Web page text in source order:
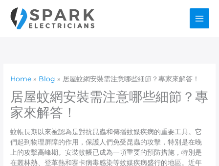
content
Home Blog 居屋蚊網安裝需注意哪些細節？專家來解答！
居屋蚊網安裝需注意哪些細節？專
家來解答！
蚊帳長期以來被認為是對抗昆蟲和傳播蚊媒疾病的重要工具。它
們起到物理屏障的作用，保護人們免受昆蟲的攻擊，特別是在晚
上的攻擊高峰期。安裝蚊帳已成為一項重要的預防措施，特別是
在叢林熱、登革熱和寨卡病毒感染等蚊媒疾病盛行的地區。近年